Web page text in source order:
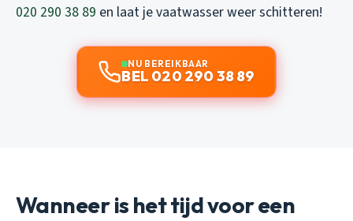
020 290 38 89 en laat je vaatwasser weer schitteren!
NU BEREIKBAAR
BEL 020 290 38 89
Wanneer is het tijd voor een